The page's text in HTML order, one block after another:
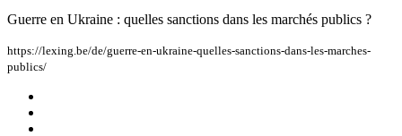
Guerre en Ukraine : quelles sanctions dans les marchés publics ?
https://lexing.be/de/guerre-en-ukraine-quelles-sanctions-dans-les-marches-
publics/